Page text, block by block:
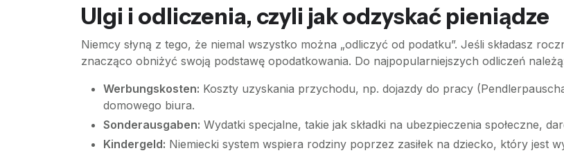
Ulgi i odliczenia, czyli jak odzyskać pieniądze
Niemcy słyną z tego, że niemal wszystko można „odliczyć od podatku”. Jeśli składasz
znacząco obniżyć swoją podstawę opodatkowania. Do najpopularniejszych odliczeń
Werbungskosten: Koszty uzyskania przychodu, np. dojazdy do pracy
domowego biura.
Sonderausgaben: Wydatki specjalne, takie jak składki na ubezpieczenia społeczne,
Kindergeld: Niemiecki system wspiera rodziny poprzez zasiłek na dziecko, który jest